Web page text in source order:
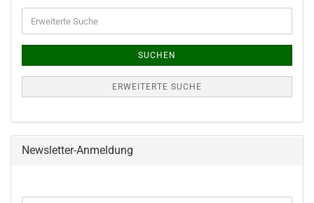
Suche
SUCHEN
ERWEITERTE SUCHE
Newsletter-Anmeldung